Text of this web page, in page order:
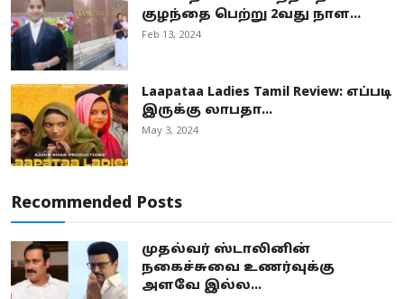
குழந்தை பெற்று 2வது நாள...
Feb 13, 2024
Laapataa Ladies Tamil Review: எப்படி
இருக்கு லாபதா...
May 3, 2024
Recommended Posts
முதல்வர் ஸ்டாலினின்
நகைச்சுவை உணர்வுக்கு
அளவே இல்ல...